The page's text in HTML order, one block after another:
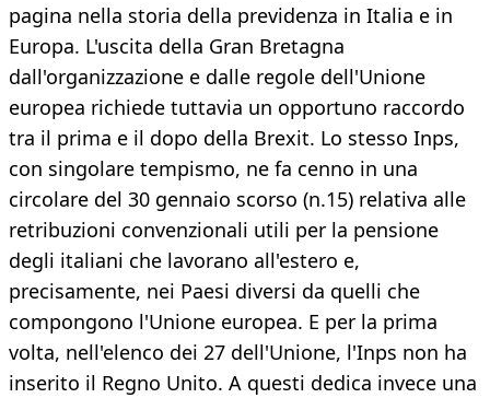
pagina nella storia della previdenza in Italia e in
Europa. L'uscita della Gran Bretagna
dall'organizzazione e dalle regole dell'Unione
europea richiede tuttavia un opportuno raccordo
tra il prima e il dopo della Brexit. Lo stesso Inps,
con singolare tempismo, ne fa cenno in una
circolare del 30 gennaio scorso (n.15) relativa alle
retribuzioni convenzionali utili per la pensione
degli italiani che lavorano all'estero e,
precisamente, nei Paesi diversi da quelli che
compongono l'Unione europea. E per la prima
volta, nell'elenco dei 27 dell'Unione, l'Inps non ha
inserito il Regno Unito. A questi dedica invece una